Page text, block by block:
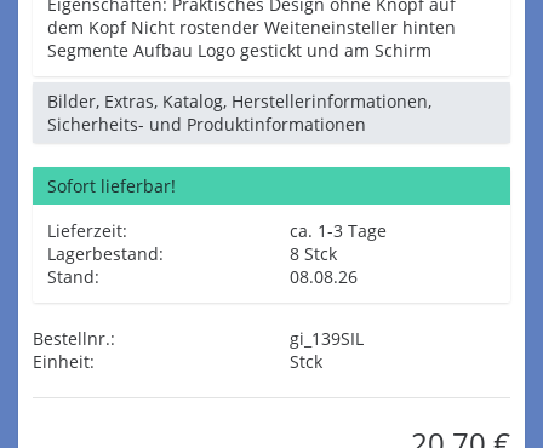
dem Kopf Nicht rostender Weiteneinsteller hinten
Segmente Aufbau Logo gestickt und am Schirm
Bilder, Extras, Katalog, Herstellerinformationen,
Sicherheits- und Produktinformationen
Sofort lieferbar!
Lieferzeit:
ca. 1-3 Tage
Lagerbestand:
8 Stck
Stand:
08.08.26
Bestellnr.:
gi_139SIL
Einheit:
Stck